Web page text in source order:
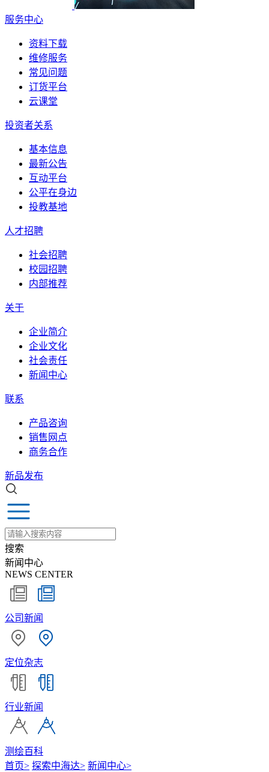
服务中心
资料下载
维修服务
常见问题
订货平台
云课堂
投资者关系
基本信息
最新公告
互动平台
公平在身边
投教基地
人才招聘
社会招聘
校园招聘
内部推荐
关于
企业简介
企业文化
社会责任
新闻中心
联系
产品咨询
销售网点
商务合作
新品发布
搜索
新闻中心
NEWS CENTER
公司新闻
定位杂志
行业新闻
测绘百科
首页> 探索中海达> 新闻中心>